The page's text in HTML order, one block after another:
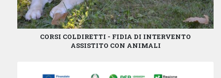
CORSI COLDIRETTI - FIDIA DI INTERVENTO
ASSISTITO CON ANIMALI